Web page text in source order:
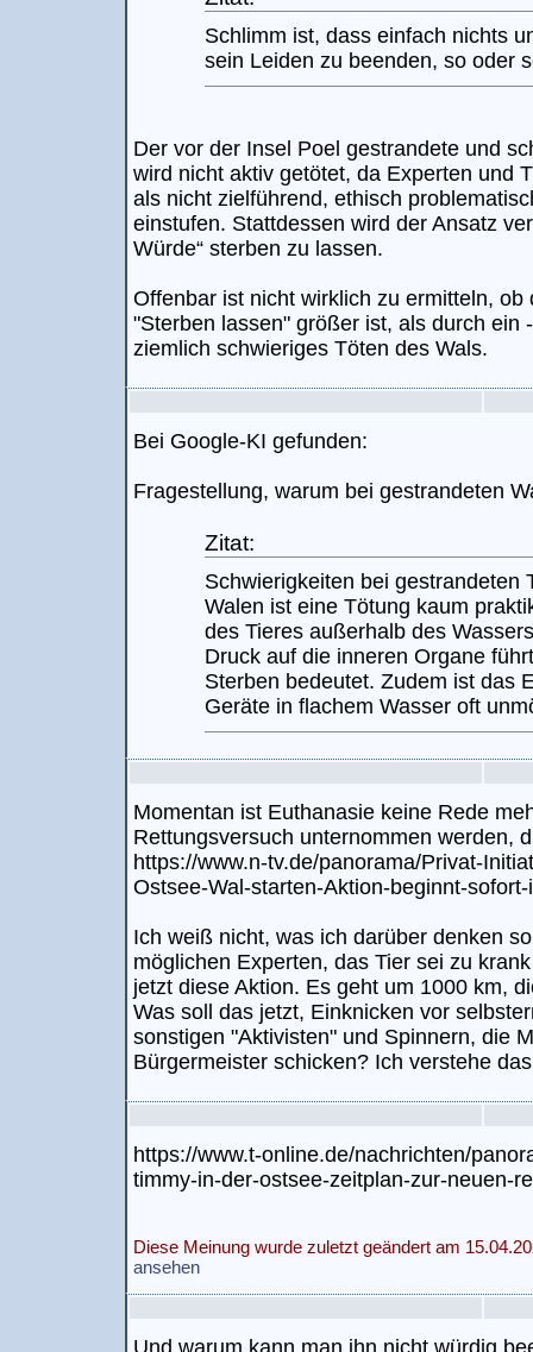
Schlimm ist, dass einfach nichts
sein Leiden zu beenden, so oder
Der vor der Insel Poel gestrandete und
wird nicht aktiv getötet, da Experten und
als nicht zielführend, ethisch
einstufen. Stattdessen wird der Ansatz
Würde“ sterben zu lassen.
Offenbar ist nicht wirklich zu ermitteln,
"Sterben lassen" größer ist, als durch ein
ziemlich schwieriges Töten des Wals.
Bei Google-KI gefunden:
Fragestellung, warum bei gestrandeten
Zitat:
Schwierigkeiten bei gestrandeten
Walen ist eine Tötung kaum
des Tieres außerhalb des
Druck auf die inneren Organe
Sterben bedeutet. Zudem ist das
Geräte in flachem Wasser oft
Momentan ist Euthanasie keine Rede
Rettungsversuch unternommen werden,
https://www.n-tv.de/panorama/Privat-
Ostsee-Wal-starten-Aktion-beginnt-
Ich weiß nicht, was ich darüber denken
möglichen Experten, das Tier sei zu
jetzt diese Aktion. Es geht um 1000 km,
Was soll das jetzt, Einknicken vor
sonstigen "Aktivisten" und Spinnern, die
Bürgermeister schicken? Ich verstehe
https://www.t-online.de/nachrichten/
timmy-in-der-ostsee-zeitplan-zur-neuen-
Diese Meinung wurde zuletzt geändert am
ansehen
Und warum kann man ihn nicht würdig